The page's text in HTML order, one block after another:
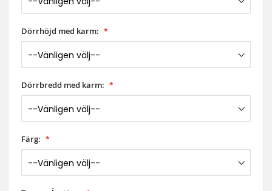
Dörrhöjd med karm:
Dörrbredd med karm:
Färg: